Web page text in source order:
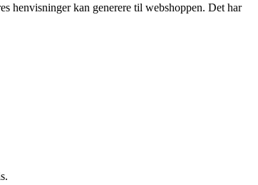
henvisninger kan generere til webshoppen. Det har